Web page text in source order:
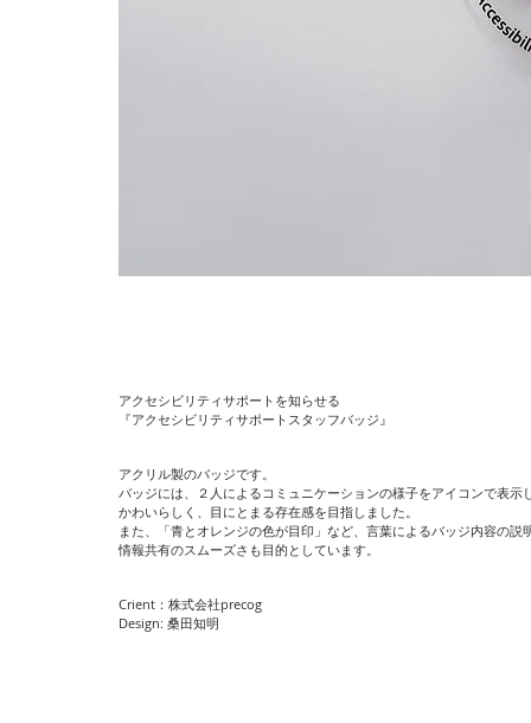
アクセシビリティサポートを知らせる
『アクセシビリティサポートスタッフバッジ』
アクリル製のバッジです。
バッジには、２人によるコミュニケーションの様子をアイコンで表示
かわいらしく、目にとまる存在感を目指しました。
また、「青とオレンジの色が目印」など、言葉によるバッジ内容の説
​情報共有のスムーズさも目的としています。
Crient：株式会社precog
Design: 桑田知明